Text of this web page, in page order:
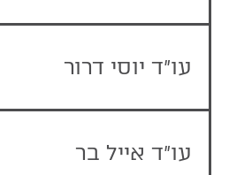
עו"ד יוסי דרור
עו"ד אייל בר